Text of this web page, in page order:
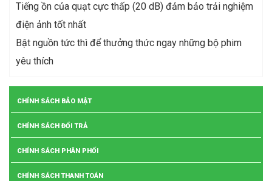
Tiếng ồn của quạt cực thấp (20 dB) đảm bảo trải nghiệm
điện ảnh tốt nhất
Bật nguồn tức thì để thưởng thức ngay những bộ phim
yêu thích
CHÍNH SÁCH BẢO MẬT
CHÍNH SÁCH ĐỔI TRẢ
CHÍNH SÁCH PHÂN PHỐI
CHÍNH SÁCH THANH TOÁN